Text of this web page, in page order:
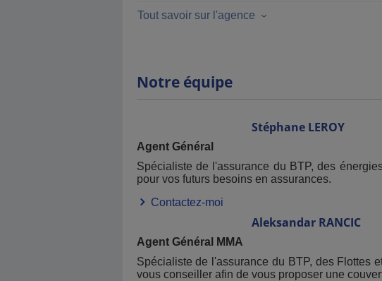
Tout savoir sur l'agence
Notre équipe
Stéphane LEROY
Agent Général
Spécialiste de l'assurance du BTP, des
pour vos futurs besoins en assurances.
Contactez-moi
Aleksandar RANCIC
Agent Général MMA
Spécialiste de l'assurance du BTP, des Flottes
vous conseiller afin de vous proposer une